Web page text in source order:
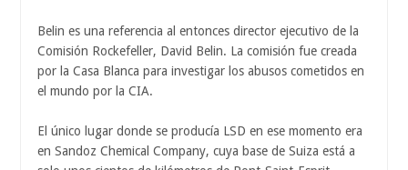
Belin es una referencia al entonces director ejecutivo de la
Comisión Rockefeller, David Belin. La comisión fue creada
por la Casa Blanca para investigar los abusos cometidos en
el mundo por la CIA.
El único lugar donde se producía LSD en ese momento era
en Sandoz Chemical Company, cuya base de Suiza está a